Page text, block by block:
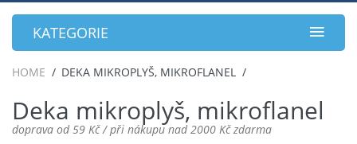
KATEGORIE
HOME DEKA MIKROPLYŠ, MIKROFLANEL
Deka mikroplyš, mikroflanel
doprava od 59 Kč / při nákupu nad 2000 Kč zdarma